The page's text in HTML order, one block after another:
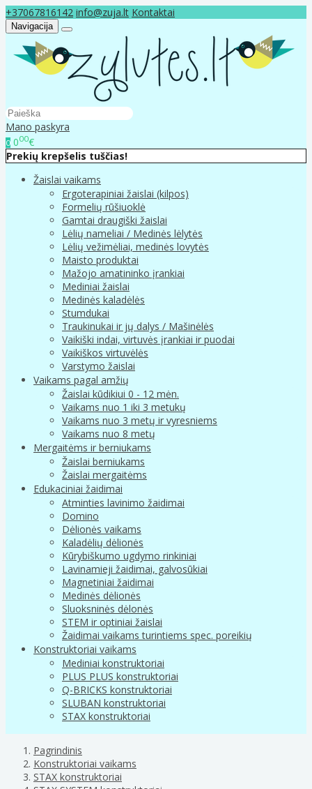
+37067816142 info@zuja.lt Kontaktai
Navigacija
Mano paskyra
0 000€
Prekių krepšelis tuščias!
Žaislai vaikams
Ergoterapiniai žaislai (kilpos)
Formelių rūšiuoklė
Gamtai draugiški žaislai
Lėlių nameliai / Medinės lėlytės
Lėlių vežimėliai, medinės lovytės
Maisto produktai
Mažojo amatininko įrankiai
Mediniai žaislai
Medinės kaladėlės
Stumdukai
Traukinukai ir jų dalys / Mašinėlės
Vaikiški indai, virtuvės įrankiai ir puodai
Vaikiškos virtuvėlės
Varstymo žaislai
Vaikams pagal amžių
Žaislai kūdikiui 0 - 12 mėn.
Vaikams nuo 1 iki 3 metukų
Vaikams nuo 3 metų ir vyresniems
Vaikams nuo 8 metų
Mergaitėms ir berniukams
Žaislai berniukams
Žaislai mergaitėms
Edukaciniai žaidimai
Atminties lavinimo žaidimai
Domino
Dėlionės vaikams
Kaladėlių dėlionės
Kūrybiškumo ugdymo rinkiniai
Lavinamieji žaidimai, galvosūkiai
Magnetiniai žaidimai
Medinės dėlionės
Sluoksninės dėlonės
STEM ir optiniai žaislai
Žaidimai vaikams turintiems spec. poreikių
Konstruktoriai vaikams
Mediniai konstruktoriai
PLUS PLUS konstruktoriai
Q-BRICKS konstruktoriai
SLUBAN konstruktoriai
STAX konstruktoriai
Pagrindinis
Konstruktoriai vaikams
STAX konstruktoriai